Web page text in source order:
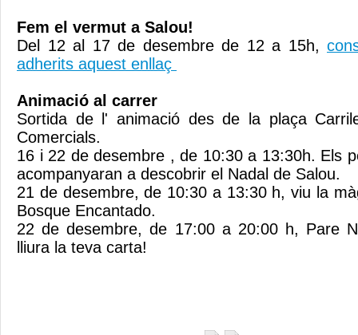
Fem el vermut a Salou!
Del 12 al 17 de desembre de 12 a 15h,
adherits aquest enllaç
Animació al carrer
Sortida de l' animació des de la plaça
Comercials.
16 i 22 de desembre , de 10:30 a 13:30h. Els
acompanyaran a descobrir el Nadal de Salou.
21 de desembre, de 10:30 a 13:30 h, viu la
Bosque Encantado.
22 de desembre, de 17:00 a 20:00 h, Pare
lliura la teva carta!